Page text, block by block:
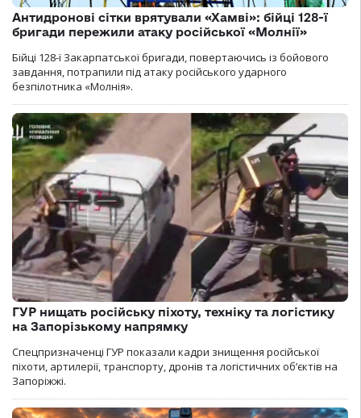
Антидронові сітки врятували «Хамві»: бійці 128-ї
бригади пережили атаку російської «Молнії»
Бійці 128-ї Закарпатської бригади, повертаючись із бойового
завдання, потрапили під атаку російського ударного
безпілотника «Молнія».
ГУР нищать російську піхоту, техніку та логістику
на Запорізькому напрямку
Спецпризначенці ГУР показали кадри знищення російської
піхоти, артилерії, транспорту, дронів та логістичних об’єктів на
Запоріжжі.